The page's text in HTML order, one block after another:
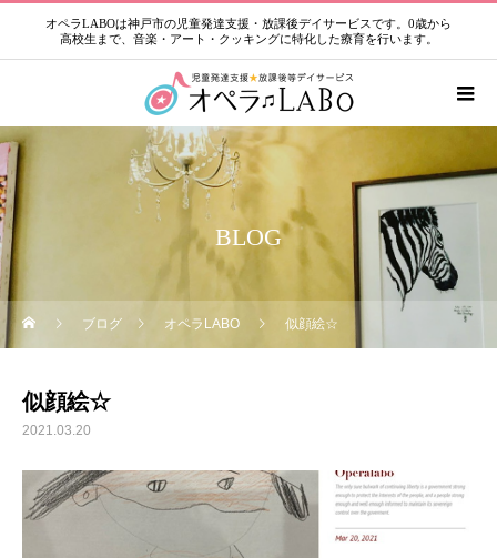
オペラLABOは神戸市の児童発達支援・放課後デイサービスです。0歳から
高校生まで、音楽・アート・クッキングに特化した療育を行います。
BLOG
ブログ オペラLABO 似顔絵☆
似顔絵☆
2021.03.20